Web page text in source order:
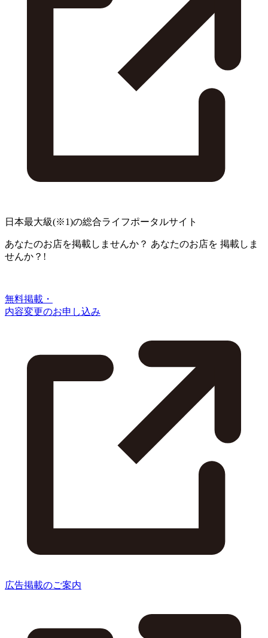
日本最大級(※1)の総合ライフポータルサイト
あなたのお店を掲載しませんか？ あなたのお店を 掲載しま
せんか？!
無料掲載・
内容変更のお申し込み
広告掲載のご案内